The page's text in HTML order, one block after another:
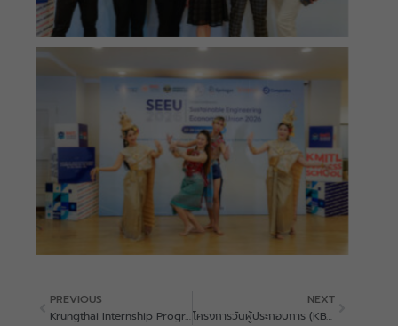
PREVIOUS
Krungthai Internship Program
NEXT
โครงการวันผู้ประกอบการ (KBS Entrepreneur Day 2026_ Season 2)